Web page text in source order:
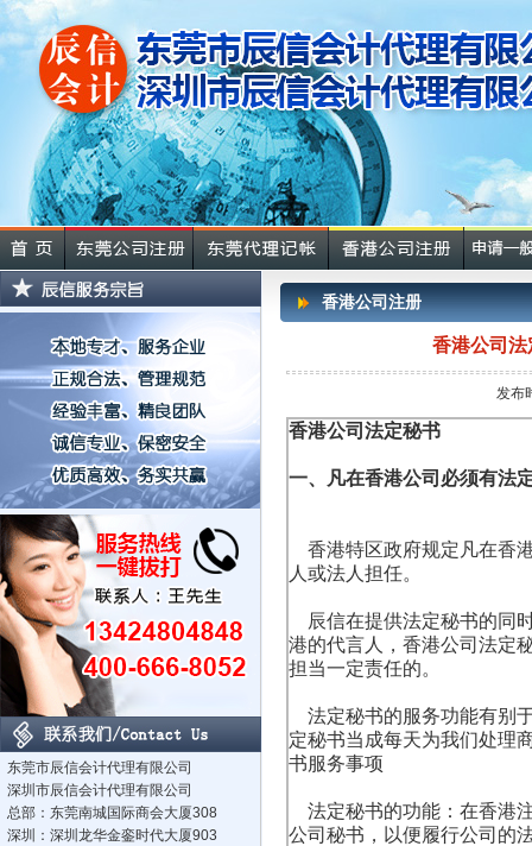
东莞市辰信会计代理有限公司
深圳市辰信会计代理有限公司
总部：东莞南城国际商会大厦308
深圳：深圳龙华金銮时代大厦903
香港公司注册
香港公司
发布
香港公司法定秘书
一、凡在香港公司必须有法
香港特区政府规定凡在香
人或法人担任。
辰信在提供法定秘书的同
港的代言人，香港公司法定
担当一定责任的。
法定秘书的服务功能有别
定秘书当成每天为我们处理
书服务事项
法定秘书的功能： 在香港
公司秘书，以便履行公司的